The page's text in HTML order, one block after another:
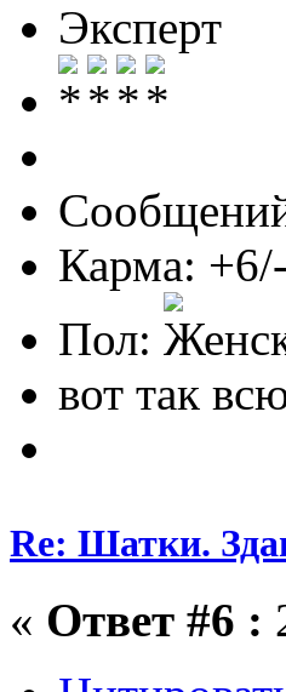
Эксперт
Карма:
Пол:
вот так
Re: Шатки.
« Ответ #6 :